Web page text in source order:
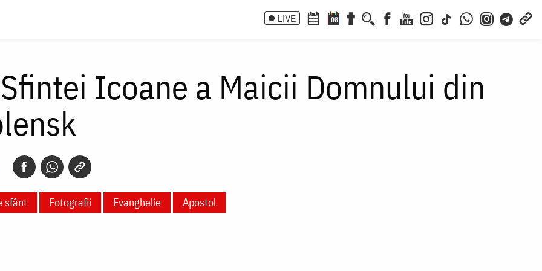
LIVE 08
Icoane a Maicii Domnului din
sfânt Fotografii Evanghelie Apostol